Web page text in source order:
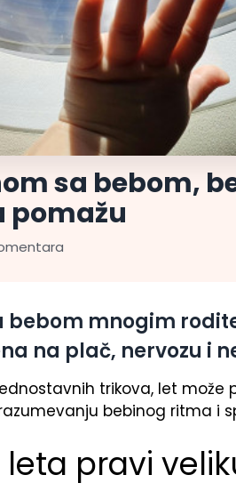
sa bebom,
pomažu
bebom mnogim
na plač, nervozu i
trikova, let
bebinog ritma i
pravi